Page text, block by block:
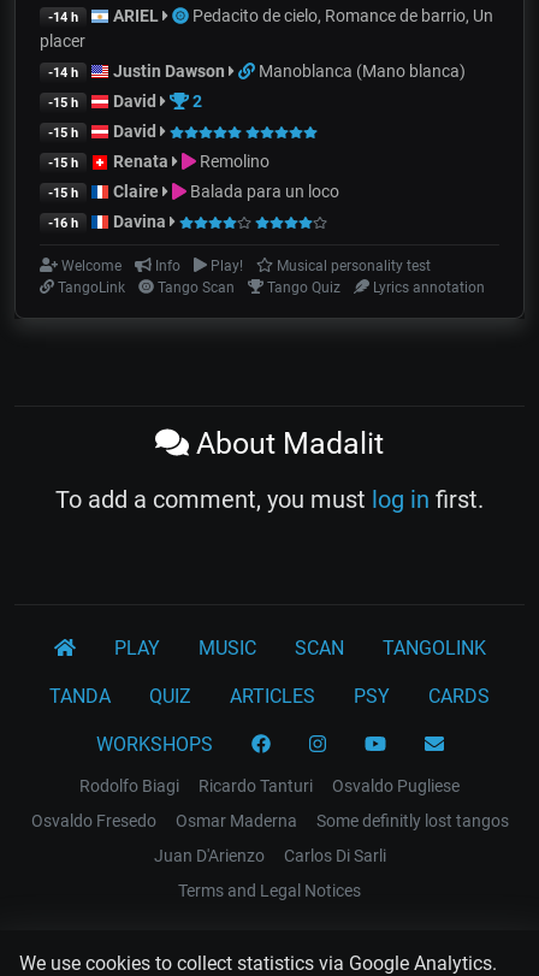
We use cookies to collect statistics via Google Analytics.
-14 h ARIEL
Pedacito de cielo, Romance de barrio, Un
placer
-14 h Justin Dawson Manoblanca (Mano blanca)
-15 h David 2
-15 h David
-15 h Renata Remolino
-15 h Claire Balada para un loco
-16 h Davina
Welcome Info Play!
Musical personality test
TangoLink
Tango Scan Tango Quiz Lyrics annotation
About Madalit
To add a comment, you must log in first.
PLAY MUSIC SCAN TANGOLINK
TANDA QUIZ ARTICLES PSY CARDS
WORKSHOPS
Rodolfo Biagi Ricardo Tanturi
Osvaldo Pugliese
Osvaldo Fresedo
Osmar Maderna
Some definitly lost tangos
Juan D'Arienzo
Carlos Di Sarli
Terms and Legal Notices
EL RECODO TANGO